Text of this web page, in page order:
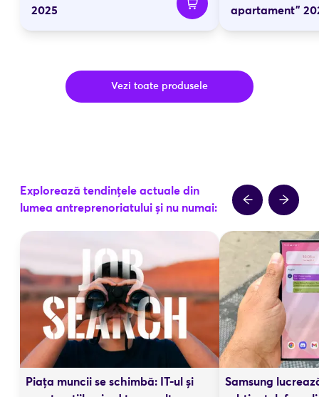
2025
apartament"
Vezi toate produsele
Explorează tendințele actuale din
lumea antreprenoriatului și nu numai:
Piața muncii se schimbă: IT-ul și
Samsung